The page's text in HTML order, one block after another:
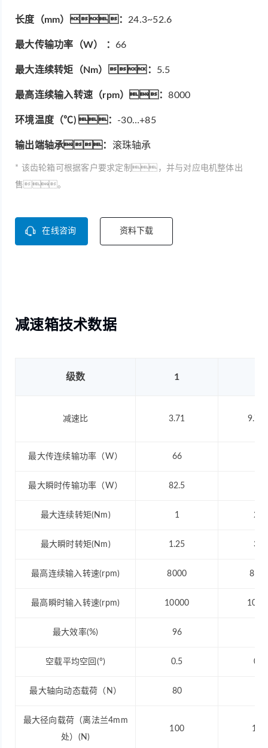
长度（mm）： 24.3~52.6
最大传输功率（W） ： 66
最大连续转矩（Nm）： 5.5
最高连续输入转速（rpm）：8000
环境温度（℃) ： -30…+85
输出端轴承： 滚珠轴承
* 该齿轮箱可根据客户要求定制，并与对应电机整体出
售。
在线咨询 资料下载
减速箱技术数据
级数 1
减速比 3.71
最大传连续输功率（W） 66
最大瞬时传输功率（W） 82.5
最大连续转矩(Nm) 1 2.9
最大瞬时转矩(Nm) 1.25 3.6
最高连续输入转速(rpm) 8000
最高瞬时输入转速(rpm) 10000
最大效率(%) 96
空载平均空回(°) 0.5 0.5
最大轴向动态载荷（N） 80
最大径向载荷（离法兰4mm
处）(N)
100 145